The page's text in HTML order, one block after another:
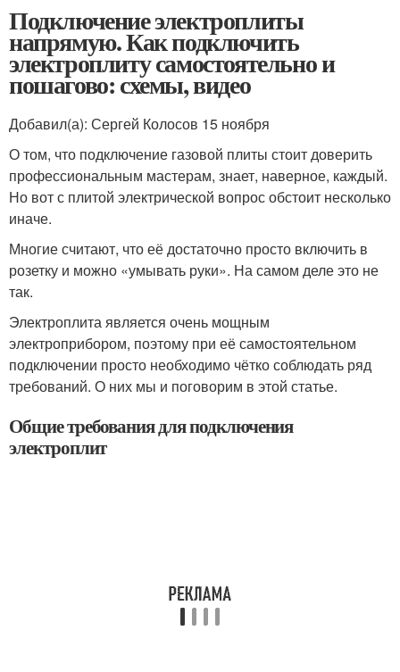
Подключение электроплиты
напрямую. Как подключить
электроплиту самостоятельно и
пошагово: схемы, видео
Добавил(а): Сергей Колосов 15 ноября
О том, что подключение газовой плиты стоит доверить
профессиональным мастерам, знает, наверное, каждый.
Но вот с плитой электрической вопрос обстоит несколько
иначе.
Многие считают, что её достаточно просто включить в
розетку и можно «умывать руки». На самом деле это не
так.
Электроплита является очень мощным
электроприбором, поэтому при её самостоятельном
подключении просто необходимо чётко соблюдать ряд
требований. О них мы и поговорим в этой статье.
Общие требования для подключения
электроплит